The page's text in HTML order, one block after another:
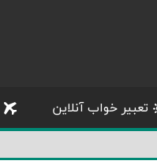
تعبیر خواب آنلاین